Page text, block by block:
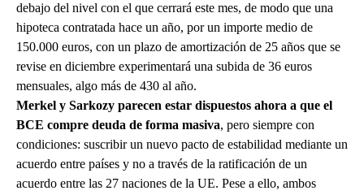
debajo del nivel con el que cerrará este mes, de modo que una
hipoteca contratada hace un año, por un importe medio de
150.000 euros, con un plazo de amortización de 25 años que se
revise en diciembre experimentará una subida de 36 euros
mensuales, algo más de 430 al año.
Merkel y Sarkozy parecen estar dispuestos ahora a que el
BCE compre deuda de forma masiva, pero siempre con
condiciones: suscribir un nuevo pacto de estabilidad mediante un
acuerdo entre países y no a través de la ratificación de un
acuerdo entre las 27 naciones de la UE. Pese a ello, ambos